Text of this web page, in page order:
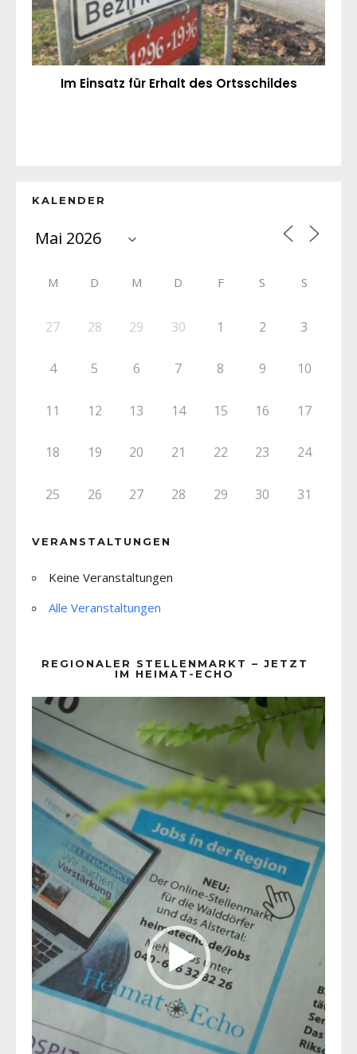
Im Einsatz für Erhalt des Ortsschildes
KALENDER
M D M D F S S
27 28 29 30 1 2 3
4 5 6 7 8 9 10
11 12 13 14 15 16 17
18 19 20 21 22 23 24
25 26 27 28 29 30 31
VERANSTALTUNGEN
Keine Veranstaltungen
Alle Veranstaltungen
REGIONALER STELLENMARKT – JETZT
IM HEIMAT-ECHO
Player